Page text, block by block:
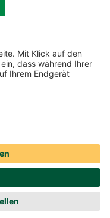
mit
ist für die dortigen
nicht